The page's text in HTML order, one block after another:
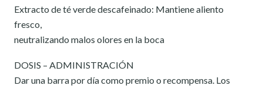
Extracto de té verde descafeinado: Mantiene aliento
fresco,
neutralizando malos olores en la boca
DOSIS – ADMINISTRACIÓN
Dar una barra por día como premio o recompensa. Los